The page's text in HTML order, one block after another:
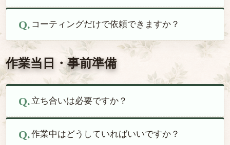
コーティングだけで依頼できますか？
作業当日・事前準備
立ち合いは必要ですか？
作業中はどうしていればいいですか？